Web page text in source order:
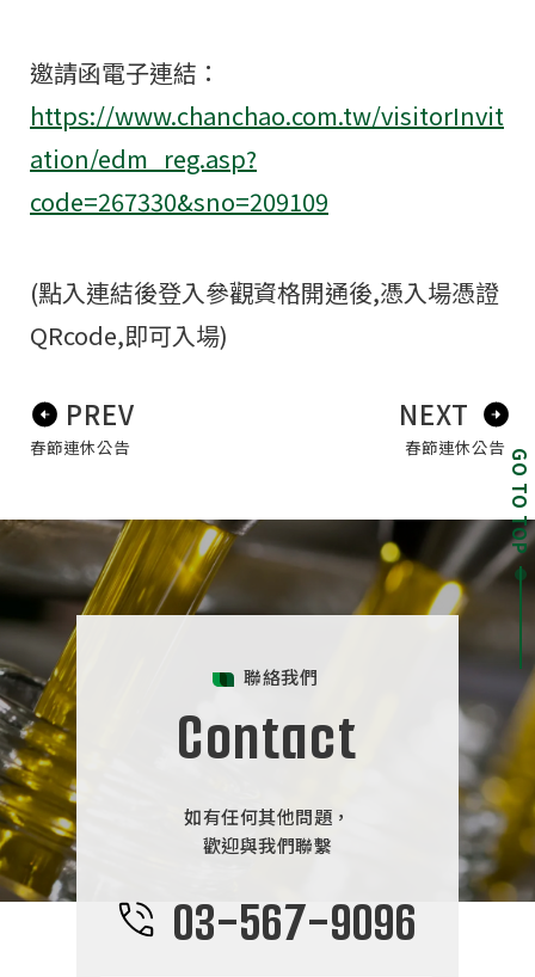
邀請函電子連結：
https://www.chanchao.com.tw/visitorInvit
ation/edm_reg.asp?
code=267330&sno=209109
(點入連結後登入參觀資格開通後,憑入場憑證
QRcode,即可入場)
PREV
春節連休公告
NEXT
春節連休公告
聯絡我們
Contact
如有任何其他問題，
歡迎與我們聯繫
03-567-9096
GO TO TOP